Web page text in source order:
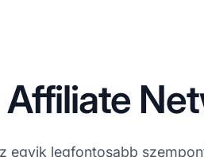
Affiliate
egyik legfontosabb